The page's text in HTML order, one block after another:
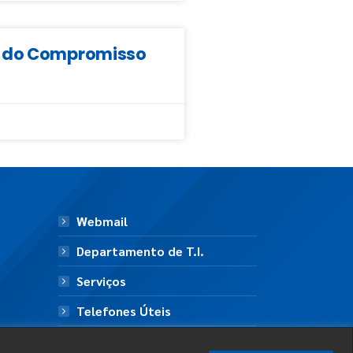
Compromisso
Webmail
Departamento de T.I.
Serviços
Telefones Úteis